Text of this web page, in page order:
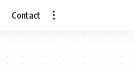
Contact